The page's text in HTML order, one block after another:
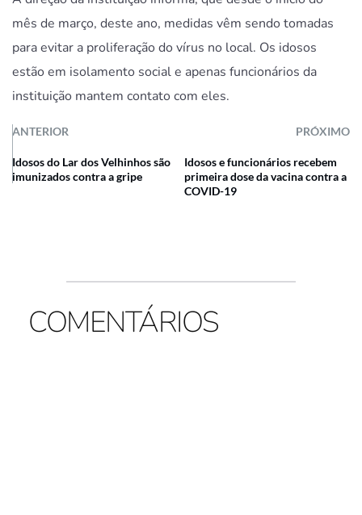
mês de março, deste ano, medidas vêm sendo tomadas
para evitar a proliferação do vírus no local. Os idosos
estão em isolamento social e apenas funcionários da
instituição mantem contato com eles.
ANTERIOR PRÓXIMO
Idosos do Lar dos Velhinhos são
imunizados contra a gripe
Idosos e funcionários recebem
primeira dose da vacina contra a
COVID-19
COMENTÁRIOS